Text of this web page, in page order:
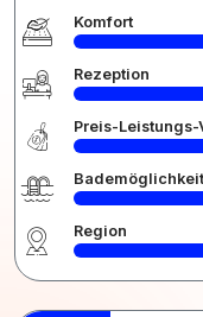
Komfort
Rezeption
Preis-Leistungs-
Region